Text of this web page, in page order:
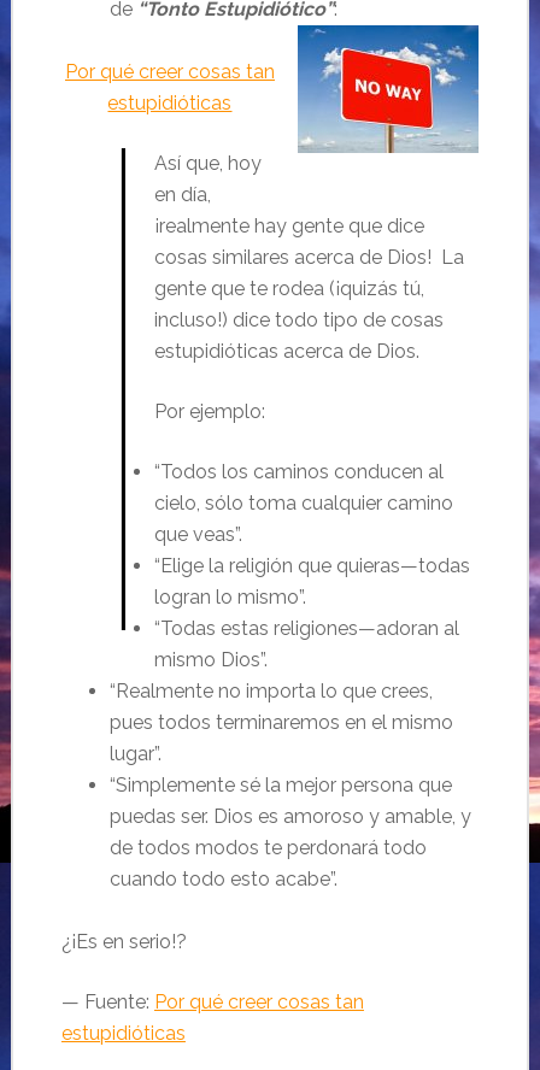
de “Tonto Estupidiótico”:
Por qué creer cosas tan
estupidióticas
Así que, hoy
en día,
¡realmente hay gente que dice
cosas similares acerca de Dios! La
gente que te rodea (¡quizás tú,
incluso!) dice todo tipo de cosas
estupidióticas acerca de Dios.
Por ejemplo:
“Todos los caminos conducen al
cielo, sólo toma cualquier camino
que veas”.
“Elige la religión que quieras—todas
logran lo mismo”.
“Todas estas religiones—adoran al
mismo Dios”.
“Realmente no importa lo que crees,
pues todos terminaremos en el mismo
lugar”.
“Simplemente sé la mejor persona que
puedas ser. Dios es amoroso y amable, y
de todos modos te perdonará todo
cuando todo esto acabe”.
¿¡Es en serio!?
— Fuente: Por qué creer cosas tan
estupidióticas